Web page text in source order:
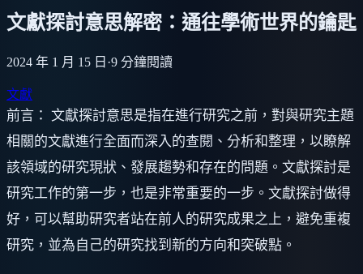
文獻探討意思解密：通往學術世界的鑰匙
2024 年 1 月 15 日 ·9 分鐘閱讀
文獻
前言： 文獻探討意思是指在進行研究之前，對與研究主題
相關的文獻進行全面而深入的查閱、分析和整理，以瞭解
該領域的研究現狀、發展趨勢和存在的問題。文獻探討是
研究工作的第一步，也是非常重要的一步。文獻探討做得
好，可以幫助研究者站在前人的研究成果之上，避免重複
研究，並為自己的研究找到新的方向和突破點。